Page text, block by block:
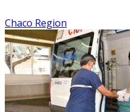
Chaco Region